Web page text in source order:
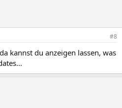
#8
kannst du anzeigen lassen, was